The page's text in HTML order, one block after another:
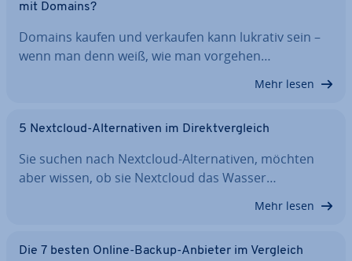
mit Domains?
Domains kaufen und verkaufen kann lukrativ sein –
wenn man denn weiß, wie man vorgehen…
Mehr lesen
5 Nextcloud-Al­ter­na­ti­ven im Di­rekt­ver­gleich
Sie suchen nach Nextcloud-Al­ter­na­ti­ven, möchten
aber wissen, ob sie Nextcloud das Wasser…
Mehr lesen
Die 7 besten Online-Backup-Anbieter im Vergleich